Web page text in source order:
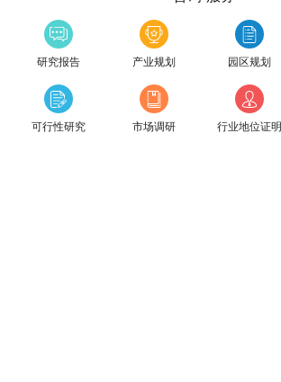
研究报告 产业规划 园区规划
可行性研究 市场调研 行业地位证明